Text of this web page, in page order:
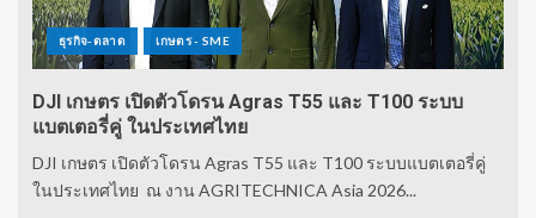
ธุรกิจ-ตลาด เกษตร - SME
DJI เกษตร เปิดตัวโดรน Agras T55 และ T100 ระบบ
แบตเตอรี่คู่ ในประเทศไทย
DJI เกษตร เปิดตัวโดรน Agras T55 และ T100 ระบบแบตเตอรี่คู่
ในประเทศไทย ณ งาน AGRITECHNICA Asia 2026...